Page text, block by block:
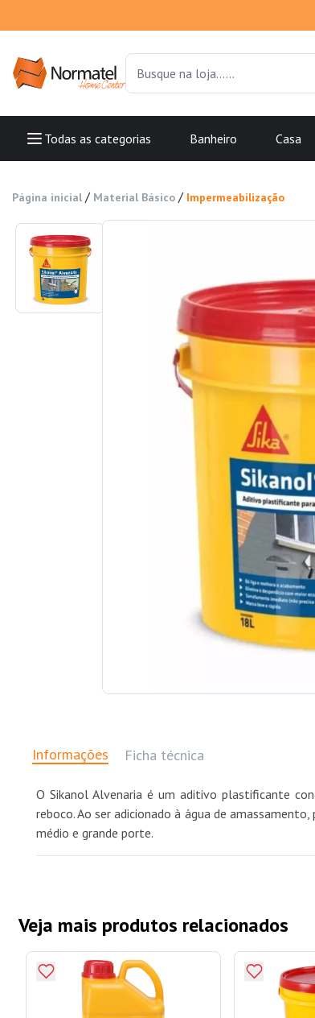
Todas as categorias Banheiro Casa
Página inicial / Material Básico / Impermeabilização
Informações Ficha técnica
O Sikanol Alvenaria é um aditivo plastificante
reboco. Ao ser adicionado à água de
médio e grande porte.
Veja mais produtos relacionados